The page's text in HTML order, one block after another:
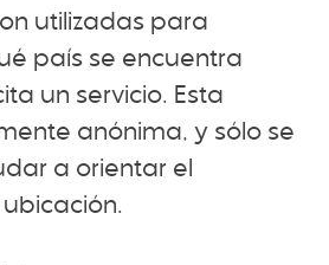
utilizadas para
país se encuentra
un servicio. Esta
anónima, y sólo se
a orientar el